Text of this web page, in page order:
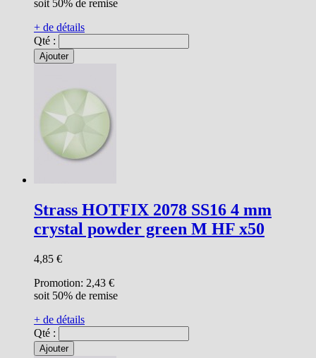
soit 50% de remise
+ de détails
Qté :
Ajouter
Strass HOTFIX 2078 SS16 4 mm
crystal powder green M HF x50
4,85 €
Promotion: 2,43 €
soit 50% de remise
+ de détails
Qté :
Ajouter